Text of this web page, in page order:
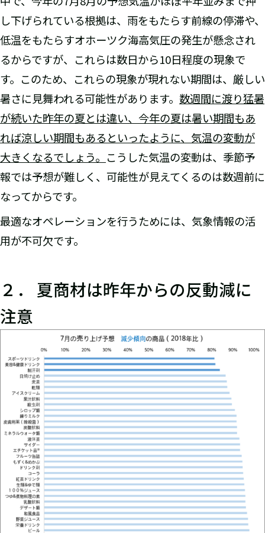
し下げられている根拠は、雨をもたらす前線の停滞や、
低温をもたらすオホーツク海高気圧の発生が懸念され
るからですが、これらは数日から10日程度の現象で
す。このため、これらの現象が現れない期間は、厳しい
暑さに見舞われる可能性があります。 数週間に渡り猛暑
が続いた昨年の夏とは違い、今年の夏は暑い期間もあ
れば涼しい期間もあるといったように、気温の変動が
大きくなるでしょう。 こうした気温の変動は、季節予
報では予想が難しく、可能性が見えてくるのは数週前に
なってからです。
最適なオペレーションを行うためには、気象情報の活
用が不可欠です。
２． 夏商材は昨年からの反動減に
注意